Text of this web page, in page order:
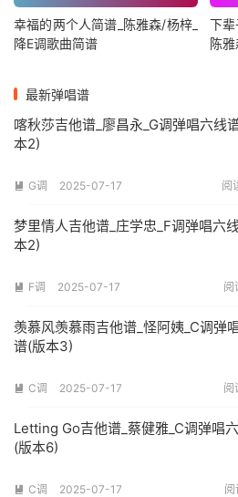
幸福的两个人简谱_陈雅森/杨梓_
降E调歌曲简谱
下辈
陈
最新弹唱谱
喀秋莎吉他谱_廖昌永_G调弹唱六线
本2)
 G调 2025-07-17 阅
梦里情人吉他谱_庄学忠_F调弹唱六
本2)
 F调 2025-07-17 阅
羡慕风羡慕雨吉他谱_怪阿姨_C调弹
谱(版本3)
 C调 2025-07-17 阅
Letting Go吉他谱_蔡健雅_C调弹唱
(版本6)
 C调 2025-07-17 阅